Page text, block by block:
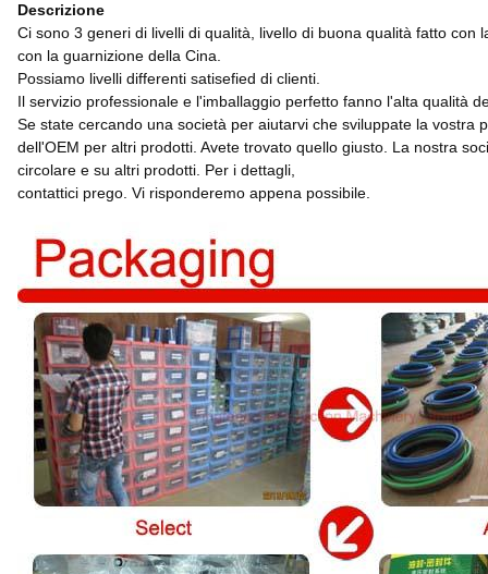
Descrizione
Ci sono 3 generi di livelli di qualità, livello di buona qualità fatto
con la guarnizione della Cina.
Possiamo livelli differenti satisefied di clienti.
Il servizio professionale e l'imballaggio perfetto fanno l'alta qualità
Se state cercando una società per aiutarvi che sviluppate la
dell'OEM per altri prodotti. Avete trovato quello giusto. La nostra
circolare e su altri prodotti. Per i dettagli,
contattici prego. Vi risponderemo appena possibile.